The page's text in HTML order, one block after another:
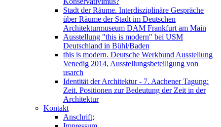
Stadt der Räume. Interdisziplinäre Gespräche
über Räume der Stadt im Deutschen
Architekturmuseum DAM Frankfurt am Main
Ausstellung "this is modern" bei USM
Deutschland in Bühl/Baden
this is modern. Deutsche Werkbund Ausstellung
Venedig 2014, Ausstellungsbeteiligung von
usarch
Identität der Architektur - 7. Aachener Tagung:
Zeit. Positionen zur Bedeutung der Zeit in der
Architektur
Kontakt
Anschrift;